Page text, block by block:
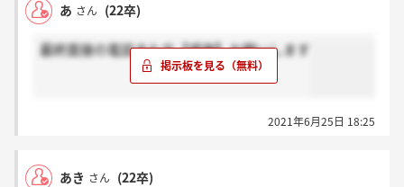
あ さん (22卒)
最終面接の電話きた方【感謝】お願いします
2021年6月25日 18:25
あき さん (22卒)